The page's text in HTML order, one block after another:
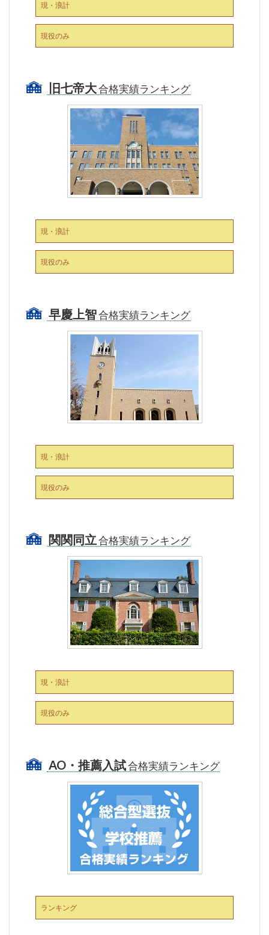
現・浪計
現役のみ
旧七帝大合格実績ランキング
現・浪計
現役のみ
早慶上智合格実績ランキング
現・浪計
現役のみ
関関同立合格実績ランキング
現・浪計
現役のみ
AO・推薦入試合格実績ランキング
ランキング